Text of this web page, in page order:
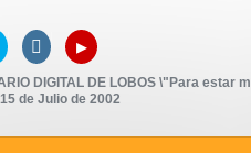
 ▸
DIGITAL DE LOBOS \"Para estar
de Julio de 2002